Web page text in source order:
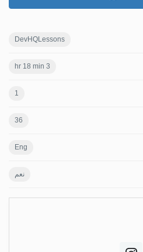
DevHQLessons
3 hr 18 min
1
36
Eng
نعم